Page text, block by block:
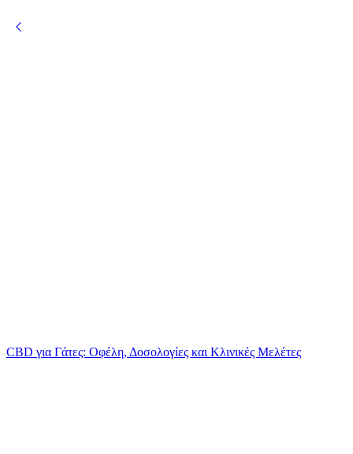
CBD για Γάτες: Οφέλη, Δοσολογίες και Κλινικές Μελέτες